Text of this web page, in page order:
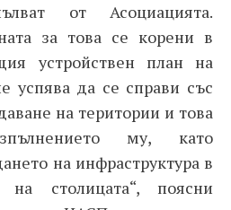
от Асоциацията.
за това се корени в
устройствен план на
успява да се справи със
на територии и това
му, като
на инфраструктура в
столицата“, поясни